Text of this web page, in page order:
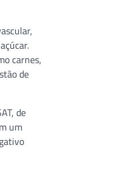
carnes,
de
de
um